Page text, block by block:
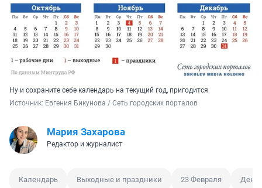
Ну и сохраните себе календарь на текущий год, пригодится
Источник: Евгения Бикунова / Сеть городских порталов
Мария Захарова
Редактор и журналист
Календарь Выходные и праздники 23 Февраля День